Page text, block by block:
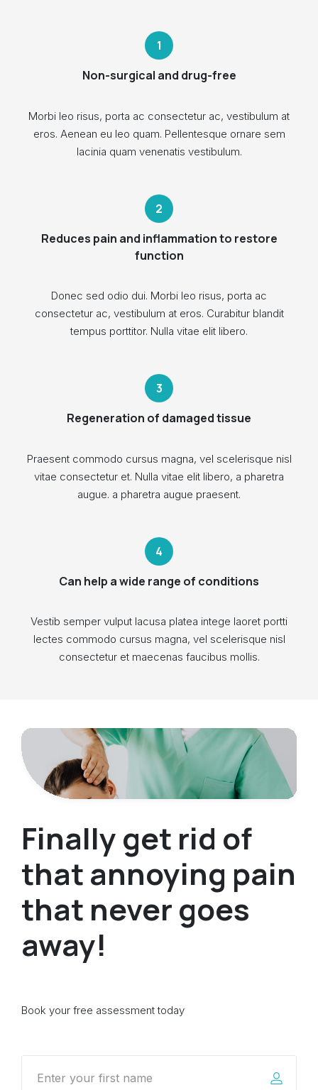
Non-surgical and drug-free
Morbi leo risus, porta ac consectetur ac, vestibulum at
eros. Aenean eu leo quam. Pellentesque ornare sem
lacinia quam venenatis vestibulum.
Reduces pain and inflammation to restore
function
Donec sed odio dui. Morbi leo risus, porta ac
consectetur ac, vestibulum at eros. Curabitur blandit
tempus porttitor. Nulla vitae elit libero.
Regeneration of damaged tissue
Praesent commodo cursus magna, vel scelerisque nisl
vitae consectetur et. Nulla vitae elit libero, a pharetra
augue. a pharetra augue praesent.
Can help a wide range of conditions
Vestib semper vulput lacusa platea intege laoret portti
lectes commodo cursus magna, vel scelerisque nisl
consectetur et maecenas faucibus mollis.
Finally get rid of
that annoying pain
that never goes
away!
Book your free assessment today